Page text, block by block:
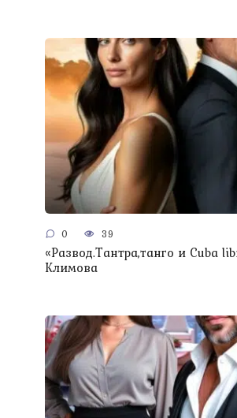
0 39
«Развод.Тантра,танго и Сuba
Климова